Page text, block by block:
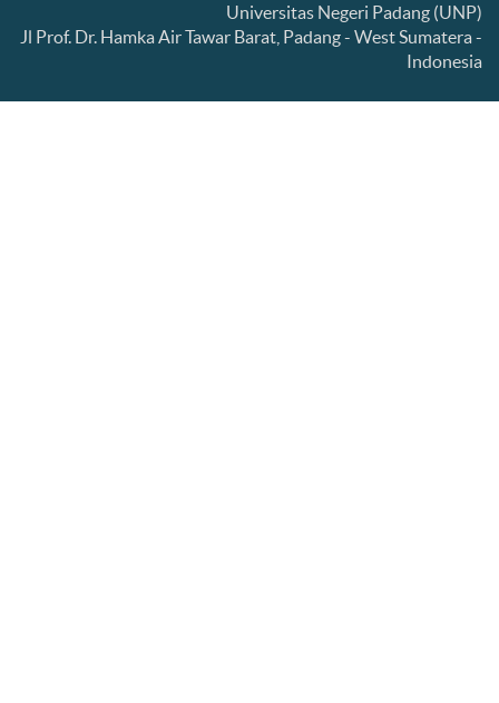
Universitas Negeri Padang (UNP)
Jl Prof. Dr. Hamka Air Tawar Barat, Padang - West Sumatera -
Indonesia